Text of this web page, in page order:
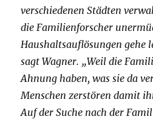
verschiedenen Städten
die Familienforscher
Haushaltsauflösungen gehe
sagt Wagner. „Weil die
Ahnung haben, was sie da
Menschen zerstören damit
Auf der Suche nach der